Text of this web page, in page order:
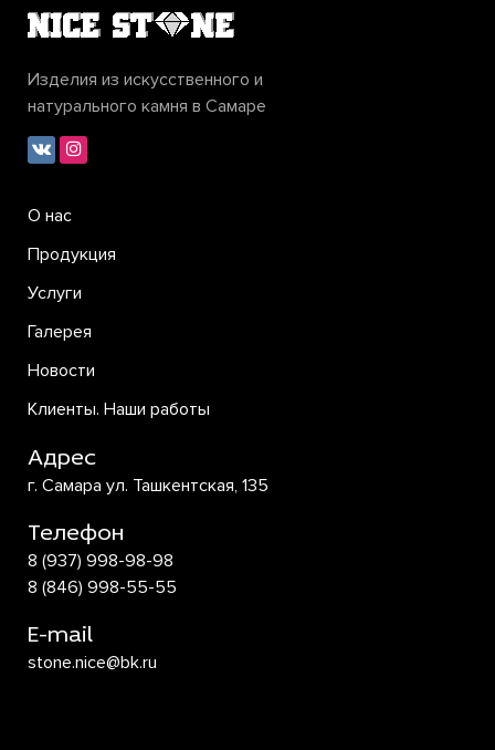
Изделия из искусственного и
натурального камня в Самаре
О нас
Продукция
Услуги
Галерея
Новости
Клиенты. Наши работы
Адрес
г. Самара ул. Ташкентская, 135
Телефон
8 (937) 998-98-98
8 (846) 998-55-55
E-mail
stone.nice@bk.ru